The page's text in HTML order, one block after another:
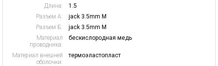
Длина:
1.5
Разъем А:
jack 3.5mm M
Разъем Б:
jack 3.5mm M
Материал
проводника:
бескислородная медь
Материал внешней
оболочки:
термоэластопласт